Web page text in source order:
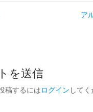
ア
を送信
稿するにはログイン してく